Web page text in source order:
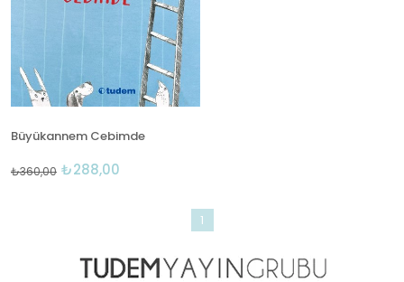
Büyükannem Cebimde
₺288,00
₺360,00
1